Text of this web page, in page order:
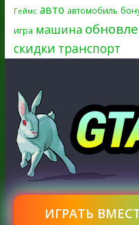
Геймс авто автомобиль
игра машина
скидки транспорт
ИГРАТЬ